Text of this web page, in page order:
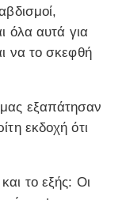
όλα αυτά για
να το σκεφθή
εξαπάτησαν
εκδοχή ότι
το εξής: Οι